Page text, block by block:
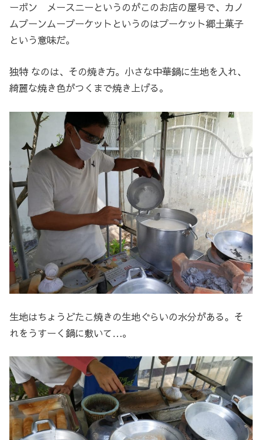
ーボン メースニーというのがこのお店の屋号で、カノ
ムプーンムープーケットというのはプーケット郷土菓子
という意味だ。
独特 なのは、その焼き方。小さな中華鍋に生地を入れ、
綺麗な焼き色がつくまで焼き上げる。
生地はちょうどたこ焼きの生地ぐらいの水分がある。そ
れをうすーく鍋に敷いて…。